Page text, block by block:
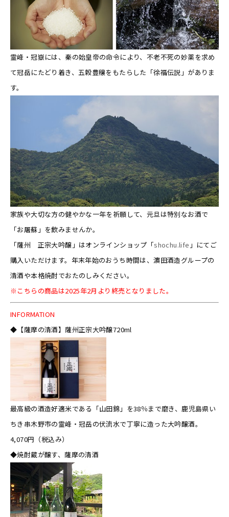
霊峰・冠嶽には、秦の始皇帝の命令により、不老不死の妙薬を求め
て冠岳にたどり着き、五穀豊穣をもたらした「徐福伝説」がありま
す。
家族や大切な方の健やかな一年を祈願して、元旦は特別なお酒で
「お屠蘇」を飲みませんか。
「薩州 正宗大吟醸」はオンラインショップ「shochu.life 」にてご
購入いただけます。年末年始のおうち時間は、濵田酒造グループの
清酒や本格焼酎でおたのしみください。
※こちらの商品は2025年2月より終売となりました。
INFORMATION
◆【薩摩の清酒】薩州正宗大吟醸720ml
最高級の酒造好適米である「山田錦」を38％まで磨き、鹿児島県い
ちき串木野市の霊峰・冠岳の伏流水で丁寧に造った大吟醸酒。
4,070円（税込み）
◆焼酎蔵が醸す、薩摩の清酒